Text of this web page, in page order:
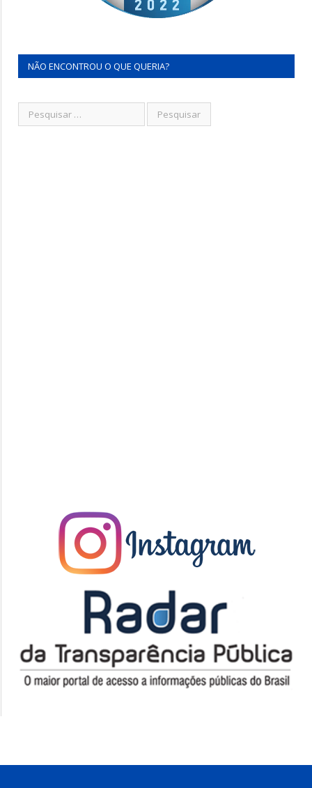
NÃO ENCONTROU O QUE QUERIA?